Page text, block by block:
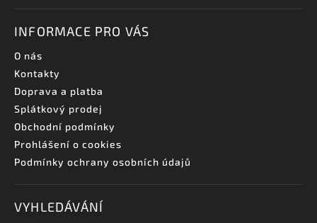
INFORMACE PRO VÁS
O nás
Kontakty
Doprava a platba
Splátkový prodej
Obchodní podmínky
Prohlášení o cookies
Podmínky ochrany osobních údajů
VYHLEDÁVÁNÍ